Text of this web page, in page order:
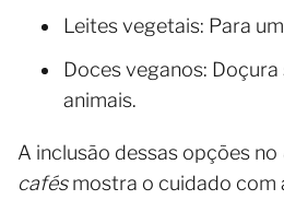
Leites vegetais: Para
Doces veganos:
animais.
A inclusão dessas opções no
cafésmostra o cuidado com